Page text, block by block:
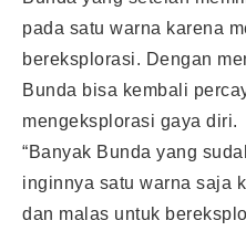
pada satu warna karena
bereksplorasi. Dengan
Bunda bisa kembali
mengeksplorasi gaya diri.
“Banyak Bunda yang
inginnya satu warna saja
dan malas untuk